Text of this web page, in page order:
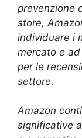
prevenzione
store,
individuare i
mercato e ad
per le
settore.
Amazon
significative